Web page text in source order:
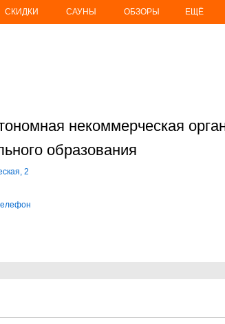
СКИДКИ САУНЫ ОБЗОРЫ ЕЩЁ
некоммерческая
образования
2